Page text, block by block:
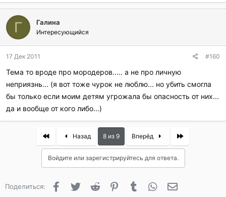
б
л
а
о
а
и
л
и
Г Галина
Интересующийся
17 Дек 2011 #160
Тема то вроде про мородеров..... а не про личную
неприязнь... (я вот тоже чурок не люблю... но убить смогла
бы только если моим детям угрожала бы опасность от них...
да и вообще от кого либо...)
First Назад 8 из 9 Вперёд Last
Войдите или зарегистрируйтесь для ответа.
Поделиться: FacebookTwitter Reddit PinterestTumblr WhatsApp